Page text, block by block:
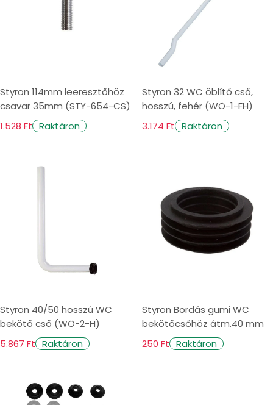
Styron 114mm leeresztőhöz
csavar 35mm (STY-654-CS)
1.528 Ft Raktáron
Styron 32 WC öblítő cső,
hosszú, fehér (WÖ-1-FH)
3.174 Ft Raktáron
Styron 40/50 hosszú WC
bekötő cső (WÖ-2-H)
5.867 Ft Raktáron
Styron Bordás gumi WC
bekötőcsőhöz átm.40 mm
250 Ft Raktáron